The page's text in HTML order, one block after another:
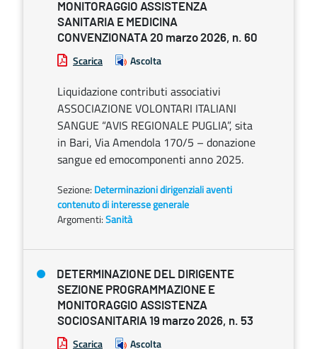
MONITORAGGIO ASSISTENZA
SANITARIA E MEDICINA
CONVENZIONATA 20 marzo 2026, n. 60
Scarica Ascolta
Liquidazione contributi associativi
ASSOCIAZIONE VOLONTARI ITALIANI
SANGUE “AVIS REGIONALE PUGLIA”, sita
in Bari, Via Amendola 170/5 – donazione
sangue ed emocomponenti anno 2025.
Sezione: Determinazioni dirigenziali aventi
contenuto di interesse generale
Argomenti:Sanità
DETERMINAZIONE DEL DIRIGENTE
SEZIONE PROGRAMMAZIONE E
MONITORAGGIO ASSISTENZA
SOCIOSANITARIA 19 marzo 2026, n. 53
Scarica Ascolta